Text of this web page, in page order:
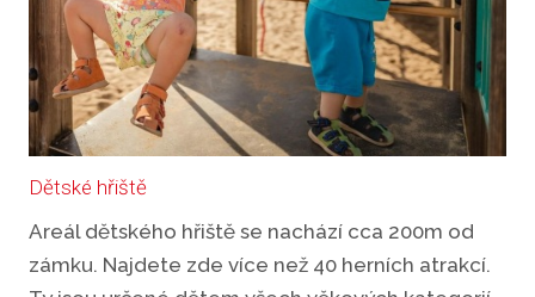
Dětské hřiště
Areál dětského hřiště se nachází cca 200m od
zámku. Najdete zde více než 40 herních atrakcí.